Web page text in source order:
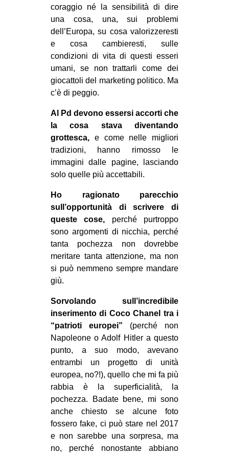
ARTE
CINEMA
MANIFESTI
MUSICA
INTERNAZIONALE
AFRICA
ESTREMO ORIENTE
EUROPA
MEDIO ORIENTE
MONDO
EVENTI
in
tw
bsky
ms
SEARCH
coraggio né la sensibilità di dire
una cosa, una, sui problemi
dell’Europa, su cosa valorizzeresti
e cosa cambieresti, sulle
condizioni di vita di questi esseri
umani, se non trattarli come dei
giocattoli del marketing politico. Ma
c’è di peggio.
Al Pd devono essersi accorti che
la cosa stava diventando
grottesca, e come nelle migliori
tradizioni, hanno rimosso le
immagini dalle pagine, lasciando
solo quelle più accettabili.
Ho ragionato parecchio
sull’opportunità di scrivere di
queste cose, perché purtroppo
sono argomenti di nicchia, perché
tanta pochezza non dovrebbe
meritare tanta attenzione, ma non
si può nemmeno sempre mandare
giù.
Sorvolando sull’incredibile
inserimento di Coco Chanel tra i
“patrioti europei” (perché non
Napoleone o Adolf Hitler a questo
punto, a suo modo, avevano
entrambi un progetto di unità
europea, no?!), quello che mi fa più
rabbia è la superficialità, la
pochezza. Badate bene, mi sono
anche chiesto se alcune foto
fossero fake, ci può stare nel 2017
e non sarebbe una sorpresa, ma
no, perché nonostante abbiano